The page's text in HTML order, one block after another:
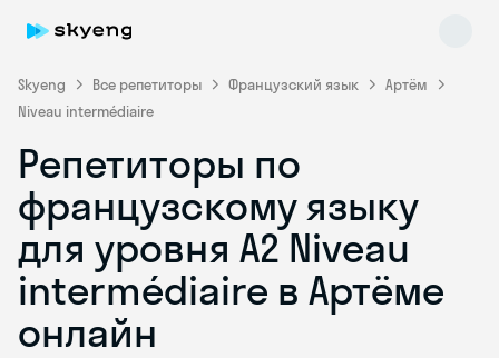
Skyeng Все репетиторы Французский язык
Артём
Niveau intermédiaire
Репетиторы по
французскому языку
для уровня A2 Niveau
intermédiaire в Артёме
онлайн
Skyeng Chat